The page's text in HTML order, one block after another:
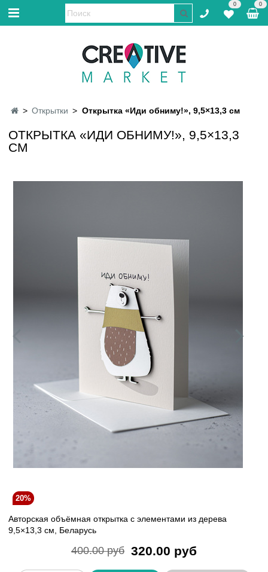
0 0
Открытки Открытка «Иди обниму!», 9,5×13,3 см
ОТКРЫТКА «ИДИ ОБНИМУ!», 9,5×13,3
СМ
20%
Авторская объёмная открытка с элементами из дерева
9,5×13,3 см, Беларусь
400.00 руб 320.00 руб